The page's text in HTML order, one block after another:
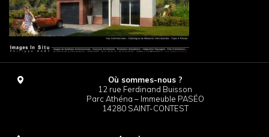
Où sommes-nous ?
12 rue Ferdinand Buisson
Parc Athéna – Immeuble PASÉO
14280 SAINT-CONTEST